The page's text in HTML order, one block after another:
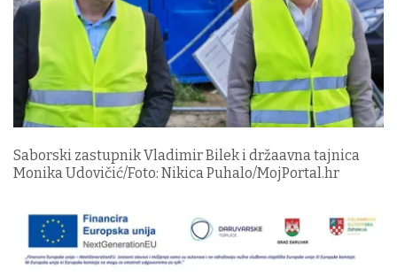
Saborski zastupnik Vladimir Bilek i držaavna tajnica
Monika Udovičić/Foto: Nikica Puhalo/MojPortal.hr